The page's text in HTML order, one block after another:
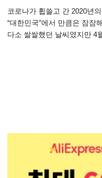
코로나가 휩쓸고 간 2020년
“대한민국”에서 만큼은 잠잠
다소 쌀쌀했던 날씨였지만 4